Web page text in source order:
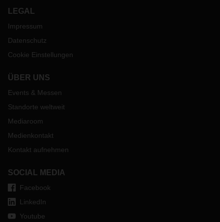
LEGAL
Impressum
Datenschutz
Cookie Einstellungen
ÜBER UNS
Events & Messen
Standorte weltweit
Mediaroom
Medienkontakt
Kontakt aufnehmen
SOCIAL MEDIA
Facebook
LinkedIn
Youtube